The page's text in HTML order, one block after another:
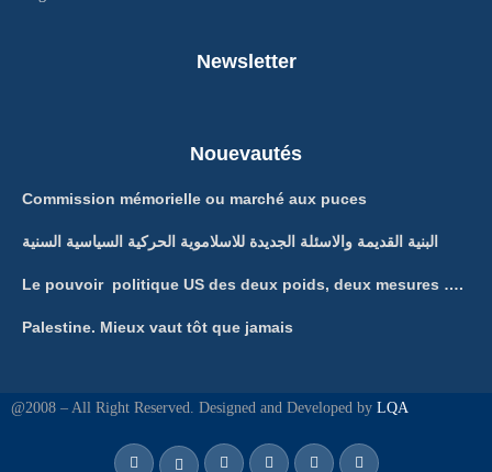
Newsletter
Nouevautés
Commission mémorielle ou marché aux puces
البنية القديمة والاسئلة الجديدة للاسلاموية الحركية السياسية السنية
Le pouvoir politique US des deux poids, deux mesures ….
Palestine. Mieux vaut tôt que jamais
@2008 – All Right Reserved. Designed and Developed by LQA